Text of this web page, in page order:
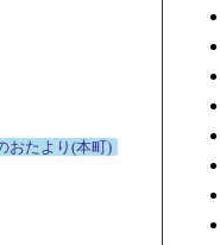
おたより(本町)